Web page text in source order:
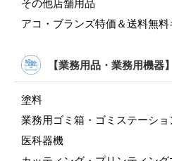
その他店舗用品
アコ・ブランズ特価＆送料無
【業務用品・業務用機器】
塗料
業務用ゴミ箱・ゴミステーショ
医科器機